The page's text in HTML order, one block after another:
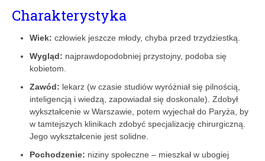
Charakterystyka
Wiek: człowiek jeszcze młody, chyba przed trzydziestką.
Wygląd: najprawdopodobniej przystojny, podoba się
kobietom.
Zawód: lekarz (w czasie studiów wyróżniał się pilnością,
inteligencją i wiedzą, zapowiadał się doskonale). Zdobył
wykształcenie w Warszawie, potem wyjechał do Paryża, by
w tamtejszych klinikach zdobyć specjalizację chirurgiczną.
Jego wykształcenie jest solidne.
Pochodzenie: niziny społeczne – mieszkał w ubogiej